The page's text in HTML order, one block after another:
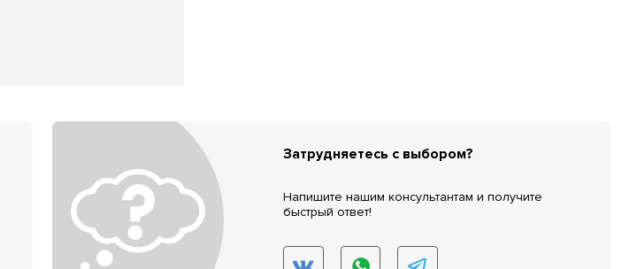
Затрудняетесь с выбором?
Напишите нашим консультантам и получите
быстрый ответ!